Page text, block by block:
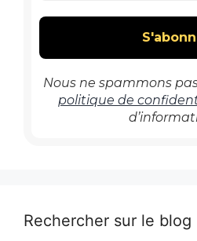
Nous ne spammons
politique de
Rechercher sur le blog